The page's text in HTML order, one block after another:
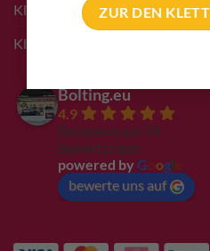
ZUR DEN
Kletterführer Inserate
Klettern Innsbruck
Bolting.eu
4.9
Basierend auf 94
Bewertungen
powered by G ogl
bewerte uns auf